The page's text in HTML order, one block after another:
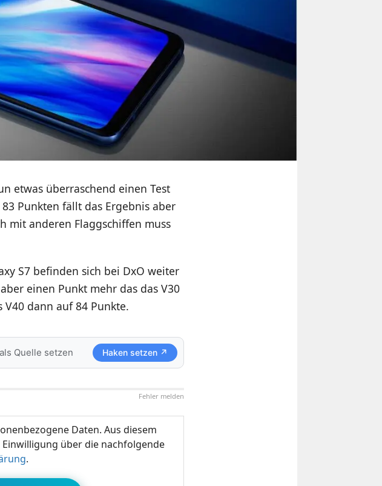
etwas überraschend einen Test
Punkten fällt das Ergebnis aber
mit anderen Flaggschiffen muss
S7 befinden sich bei DxO weiter
einen Punkt mehr das das V30
dann auf 84 Punkte.
Quelle setzen Haken setzen ↗
Fehler melden
Daten. Aus diesem
über die nachfolgende
.